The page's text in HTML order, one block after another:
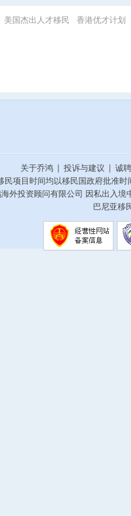
美国杰出人才移民 香港优才计划
关于乔鸿 | 投诉与建议 | 诚
民项目时间均以移民国政府批准
外投资顾问有限公司 因私出入
巴尼亚移